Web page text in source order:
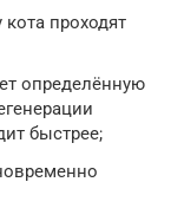
проходят
определённую
быстрее;